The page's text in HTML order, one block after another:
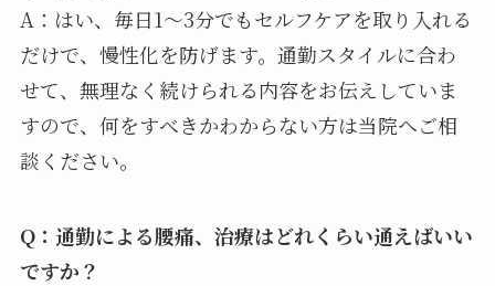
A：はい、毎日1〜3分でもセルフケアを取り入れる
だけで、慢性化を防げます。通勤スタイルに合わ
せて、無理なく続けられる内容をお伝えしていま
すので、何をすべきかわからない方は当院へご相
談ください。
Q：通勤による腰痛、治療はどれくらい通えばいい
ですか？